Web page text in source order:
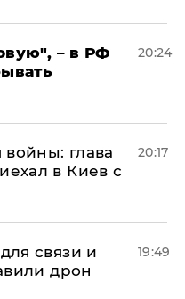
– в РФ
20:24
глава
в Киев с
20:17
связи и
дрон
19:49